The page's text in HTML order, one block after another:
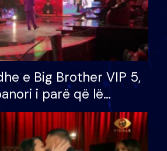
e Big Brother VIP 5,
i parë që lë
humb mundësinë për
e madh